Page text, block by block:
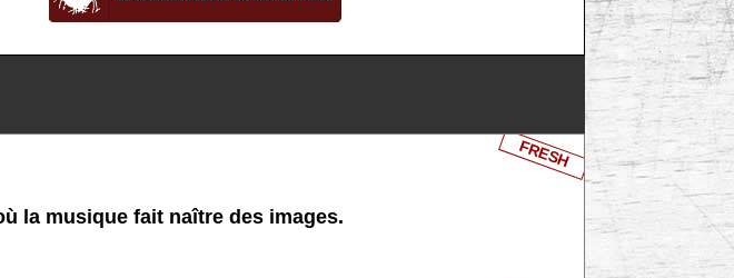
la musique fait naître des images.
FRESH